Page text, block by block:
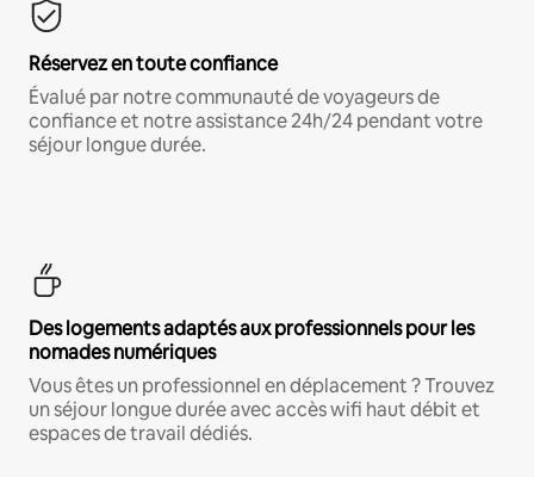
Réservez en toute confiance
Évalué par notre communauté de voyageurs de
confiance et notre assistance 24h/24 pendant votre
séjour longue durée.
Des logements adaptés aux professionnels pour les
nomades numériques
Vous êtes un professionnel en déplacement ? Trouvez
un séjour longue durée avec accès wifi haut débit et
espaces de travail dédiés.